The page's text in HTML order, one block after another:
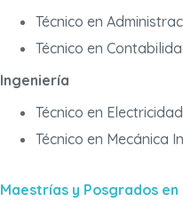
Técnico en
Técnico en
Ingeniería
Técnico en
Técnico en Mecánica
Maestrías y Posgrados en